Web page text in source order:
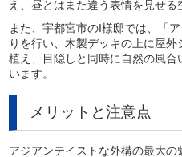
え、昼とはまた違う表情を見せる
また、宇都宮市のI様邸では、「
りを行い、木製デッキの上に屋
植え、目隠しと同時に自然の風
います。
メリットと注意点
アジアンテイストな外構の最大